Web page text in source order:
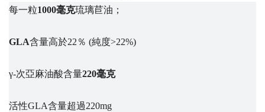
每一粒1000毫克琉璃苣油；
GLA含量高於22％ (純度>22%)
γ-次亞麻油酸含量220毫克
活性GLA含量超過220mg